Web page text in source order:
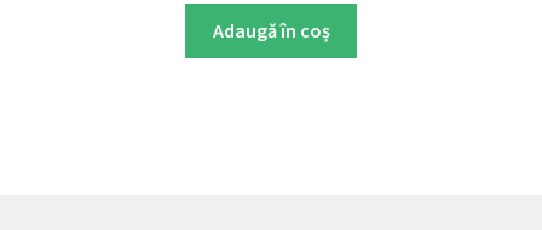
Adaugă în coș